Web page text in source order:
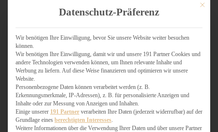
KUCHEN
LOW CARB & GESÜNDER
MY AMERICAN BAKERY
SCHOKOLADIGES
SÜSSES HAUPTGERICHT
TÖRTCHEN
VEGAN SÜSS
WEIHNACHTSBÄCKEREI
Mit
Datenschutz-Präferenz
Wir benötigen Ihre Einwilligung, bevor Sie unsere Website weiter besuchen
können.
Wir benötigen Ihre Einwilligung, damit wir und unsere 191 Partner Cookies und
andere Technologien verwenden können, um Ihnen relevante Inhalte und
Werbung zu liefern. Auf diese Weise finanzieren und optimieren wir unsere
Website.
Personenbezogene Daten können verarbeitet werden (z. B.
Erkennungsmerkmale, IP-Adressen), z. B. für personalisierte Anzeigen und
Inhalte oder zur Messung von Anzeigen und Inhalten.
Einige unserer 191 Partner verarbeiten Ihre Daten (jederzeit widerrufbar) auf der
Grundlage eines berechtigten Interesses
Weitere Informationen über die Verwendung Ihrer Daten und über unsere Partner